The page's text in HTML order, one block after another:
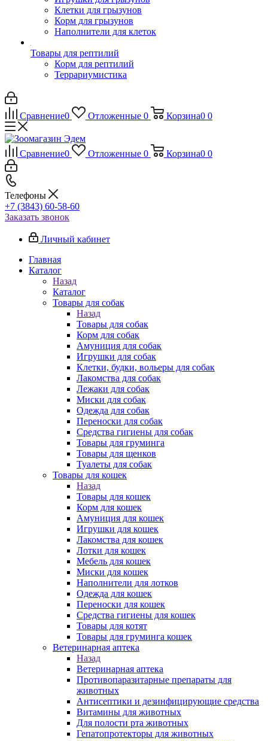
Клетки для грызунов
Корм для грызунов
Наполнители для клеток
Товары для рептилий
Корм для рептилий
Террариумистика
Сравнение0 Отложенные 0 Корзина0 0
Сравнение0 Отложенные 0 Корзина0 0
Телефоны
+7 (3843) 60-58-60
Заказать звонок
Личный кабинет
Главная
Каталог
Назад
Каталог
Товары для собак
Назад
Товары для собак
Корм для собак
Амуниция для собак
Игрушки для собак
Клетки, будки, вольеры для собак
Лакомства для собак
Лежаки для собак
Миски для собак
Одежда для собак
Переноски для собак
Средства гигиены для собак
Товары для груминга
Товары для щенков
Туалеты для собак
Товары для кошек
Назад
Товары для кошек
Корм для кошек
Амуниция для кошек
Игрушки для кошек
Лакомства для кошек
Лотки для кошек
Мебель для кошек
Миски для кошек
Наполнители для лотков
Одежда для кошек
Переноски для кошек
Средства гигиены для кошек
Товары для котят
Товары для груминга кошек
Ветеринарная аптека
Назад
Ветеринарная аптека
Противопаразитарные препараты для
животных
Антисептики и дезинфицирующие средства
Витамины для животных
Для полости рта животных
Гепатопротекторы для животных